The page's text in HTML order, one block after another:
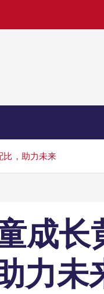
比，助力未来
成长
力未